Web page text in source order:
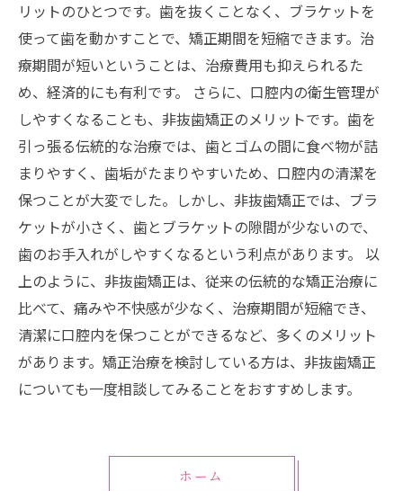
リットのひとつです。歯を抜くことなく、ブラケットを
使って歯を動かすことで、矯正期間を短縮できます。治
療期間が短いということは、治療費用も抑えられるた
め、経済的にも有利です。 さらに、口腔内の衛生管理が
しやすくなることも、非抜歯矯正のメリットです。歯を
引っ張る伝統的な治療では、歯とゴムの間に食べ物が詰
まりやすく、歯垢がたまりやすいため、口腔内の清潔を
保つことが大変でした。しかし、非抜歯矯正では、ブラ
ケットが小さく、歯とブラケットの隙間が少ないので、
歯のお手入れがしやすくなるという利点があります。 以
上のように、非抜歯矯正は、従来の伝統的な矯正治療に
比べて、痛みや不快感が少なく、治療期間が短縮でき、
清潔に口腔内を保つことができるなど、多くのメリット
があります。矯正治療を検討している方は、非抜歯矯正
についても一度相談してみることをおすすめします。
ホーム